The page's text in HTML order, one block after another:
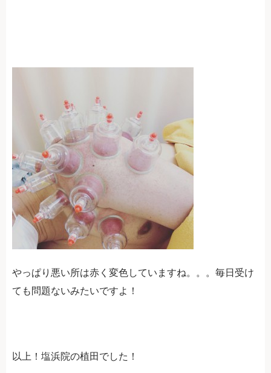
やっぱり悪い所は赤く変色していますね。。。毎日受け
ても問題ないみたいですよ！
以上！塩浜院の植田でした！